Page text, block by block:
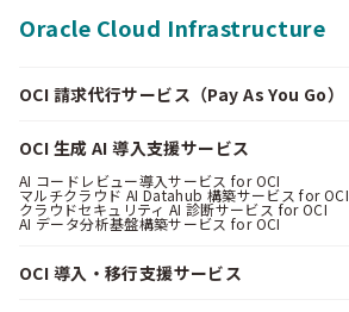
Oracle Cloud Infrastructure
OCI 請求代行サービス（Pay As You Go）
OCI 生成 AI 導入支援サービス
AI コードレビュー導入サービス for OCI
マルチクラウド AI Datahub 構築サービス for OCI
クラウドセキュリティ AI 診断サービス for OCI
AI データ分析基盤構築サービス for OCI
OCI 導入・移行支援サービス